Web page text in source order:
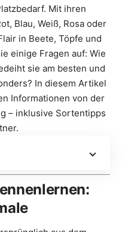
Mit ihren
Blau, Weiß, Rosa oder
in Beete, Töpfe und
einige Fragen auf: Wie
sie am besten und
In diesem Artikel
Informationen von der
– inklusive Sortentipps